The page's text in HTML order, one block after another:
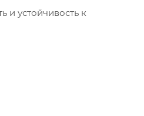
и устойчивость к